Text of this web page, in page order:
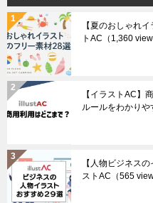
【夏のおしゃれ
トAC （1,360 view
【イラストAC】
ルールをわかりや
【人物ビジネス
ストAC （565 view